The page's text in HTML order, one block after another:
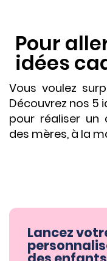
Pour
idées
Vous voulez
Découvrez nos 5
pour réaliser un
des mères, à la
Lancez